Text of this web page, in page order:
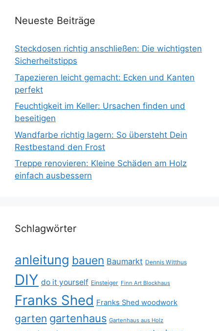
Neueste Beiträge
Steckdosen richtig anschließen: Die wichtigsten
Sicherheitstipps
Tapezieren leicht gemacht: Ecken und Kanten
perfekt
Feuchtigkeit im Keller: Ursachen finden und
beseitigen
Wandfarbe richtig lagern: So übersteht Dein
Restbestand den Frost
Treppe renovieren: Kleine Schäden am Holz
einfach ausbessern
Schlagwörter
anleitung bauen Baumarkt Dennis Witthus
DIY do it yourself Einsteiger Finn Art Blockhaus
Franks Shed Franks Shed woodwork
garten gartenhaus Gartenhaus aus Holz